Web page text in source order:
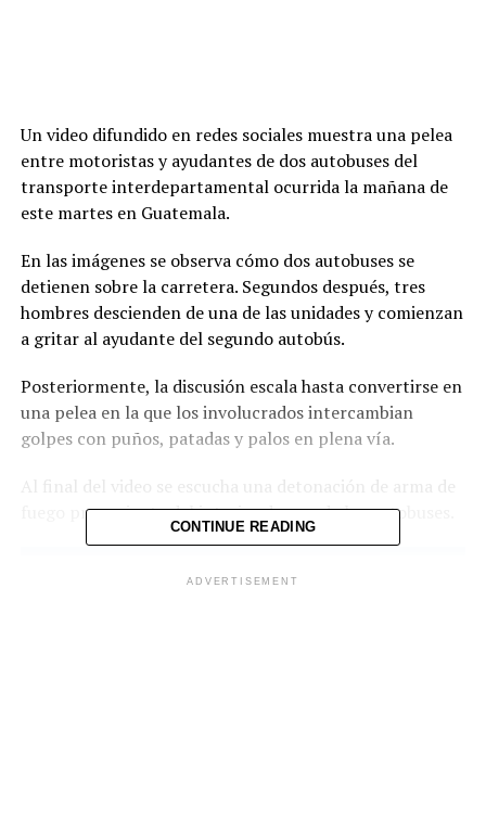
Un video difundido en redes sociales muestra una pelea
entre motoristas y ayudantes de dos autobuses del
transporte interdepartamental ocurrida la mañana de
este martes en Guatemala.
En las imágenes se observa cómo dos autobuses se
detienen sobre la carretera. Segundos después, tres
hombres descienden de una de las unidades y comienzan
a gritar al ayudante del segundo autobús.
Posteriormente, la discusión escala hasta convertirse en
una pelea en la que los involucrados intercambian
golpes con puños, patadas y palos en plena vía.
Al final del video se escucha una detonación de arma de
fuego proveniente del interior de uno de los autobuses.
CONTINUE READING
ADVERTISEMENT